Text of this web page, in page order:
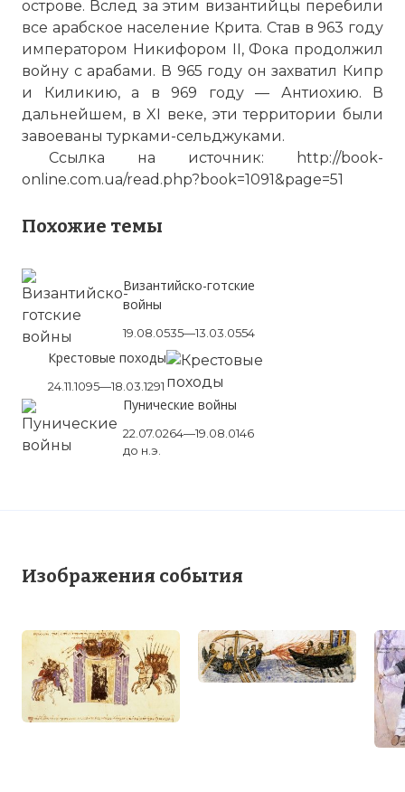
острове. Вслед за этим византийцы перебили
все арабское население Крита. Став в 963 году
императором Никифором II, Фока продолжил
войну с арабами. В 965 году он захватил Кипр
и Киликию, а в 969 году — Антиохию. В
дальнейшем, в XI веке, эти территории были
завоеваны турками-сельджуками.
Ссылка на источник:
http://book-
online.com.ua/read.php?book=1091&page=51
Похожие темы
Византийско-готские
войны
19.08.0535—13.03.0554
Крестовые походы
24.11.1095—18.03.1291
Пунические войны
22.07.0264—19.08.0146
до н.э.
Изображения события
Юстиниа́н II Рино́тмит или Юстиниа́н II
—11 декабря 711) — византийский
представитель Ираклийской династии.
Фото статьи: